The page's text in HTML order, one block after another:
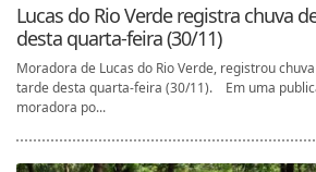
Lucas do Rio Verde registra chuva
desta quarta-feira (30/11)
Moradora de Lucas do Rio Verde, registrou
tarde desta quarta-feira (30/11). Em uma
moradora po...